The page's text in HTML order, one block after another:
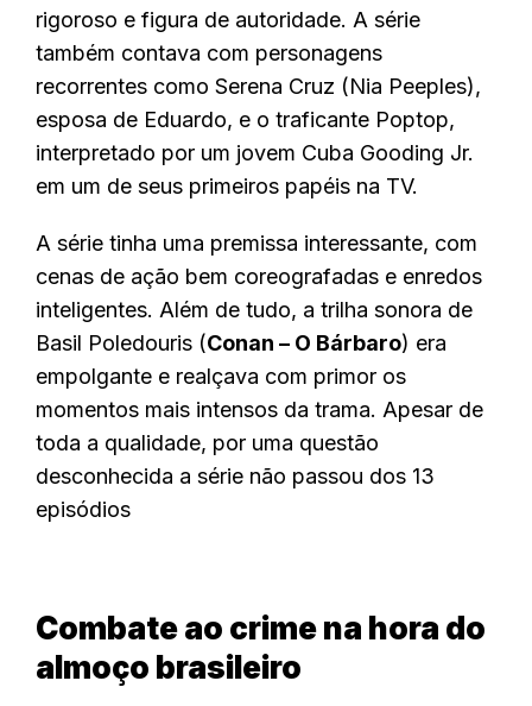
rigoroso e figura de autoridade. A série
também contava com personagens
recorrentes como Serena Cruz (Nia Peeples),
esposa de Eduardo, e o traficante Poptop,
interpretado por um jovem Cuba Gooding Jr.
em um de seus primeiros papéis na TV.
A série tinha uma premissa interessante, com
cenas de ação bem coreografadas e enredos
inteligentes. Além de tudo, a trilha sonora de
Basil Poledouris (Conan – O Bárbaro) era
empolgante e realçava com primor os
momentos mais intensos da trama. Apesar de
toda a qualidade, por uma questão
desconhecida a série não passou dos 13
episódios
Combate ao crime na hora do
almoço brasileiro